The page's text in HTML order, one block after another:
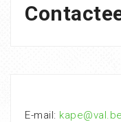
E-mail: kape@val.be